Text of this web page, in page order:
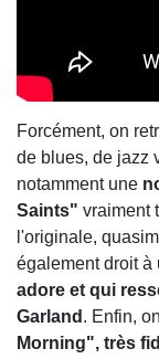
Forcément, on
de blues, de jazz
notamment une
Saints" vraiment
l'originale,
également droit à
adore et qui
Garland . Enfin,
Morning", très